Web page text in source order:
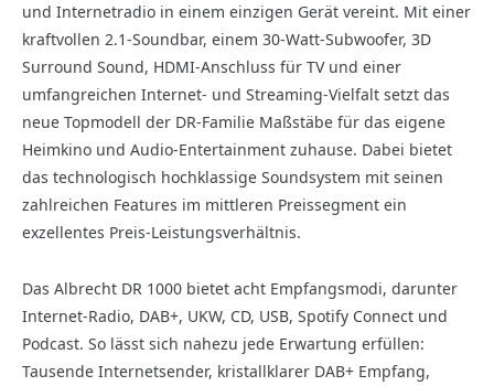
und Internetradio in einem einzigen Gerät vereint. Mit einer
kraftvollen 2.1-Soundbar, einem 30-Watt-Subwoofer, 3D
Surround Sound, HDMI-Anschluss für TV und einer
umfangreichen Internet- und Streaming-Vielfalt setzt das
neue Topmodell der DR-Familie Maßstäbe für das eigene
Heimkino und Audio-Entertainment zuhause. Dabei bietet
das technologisch hochklassige Soundsystem mit seinen
zahlreichen Features im mittleren Preissegment ein
exzellentes Preis-Leistungsverhältnis.
Das Albrecht DR 1000 bietet acht Empfangsmodi, darunter
Internet-Radio, DAB+, UKW, CD, USB, Spotify Connect und
Podcast. So lässt sich nahezu jede Erwartung erfüllen:
Tausende Internetsender, kristallklarer DAB+ Empfang,